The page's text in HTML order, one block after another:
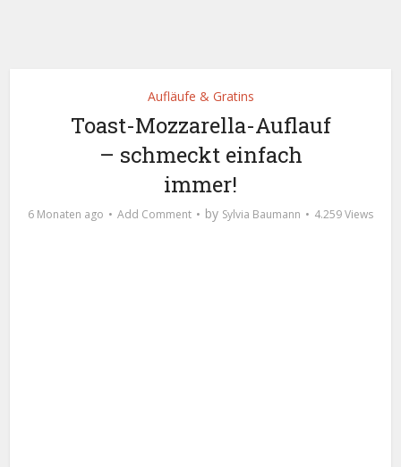
Aufläufe & Gratins
Toast-Mozzarella-Auflauf
– schmeckt einfach
immer!
6 Monaten ago Add Comment by Sylvia Baumann 4.259 Views